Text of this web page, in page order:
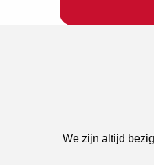
We zijn altijd